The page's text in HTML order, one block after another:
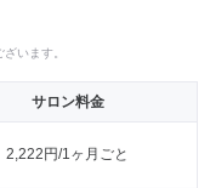
います。
サロン料金
2,222円/1ヶ月ごと